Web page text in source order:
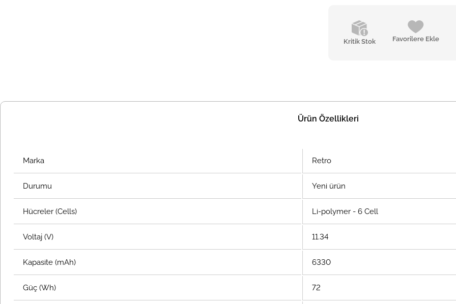
Kritik Stok Favorilere Ekle
Ürün Özellikleri
Marka Retro
Durumu Yeni ürün
Hücreler (Cells) Li-polymer - 6 Cell
Voltaj (V) 11.34
Kapasite (mAh) 6330
Güç (Wh) 72